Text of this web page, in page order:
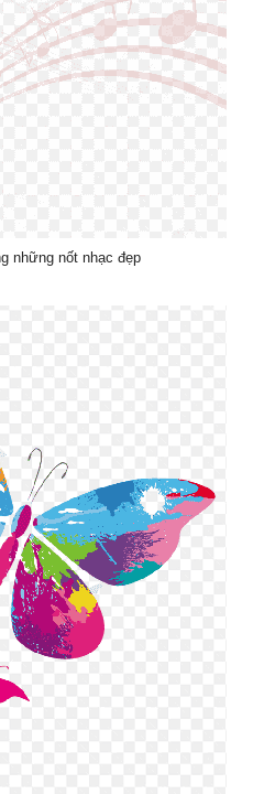
những nốt nhạc đẹp